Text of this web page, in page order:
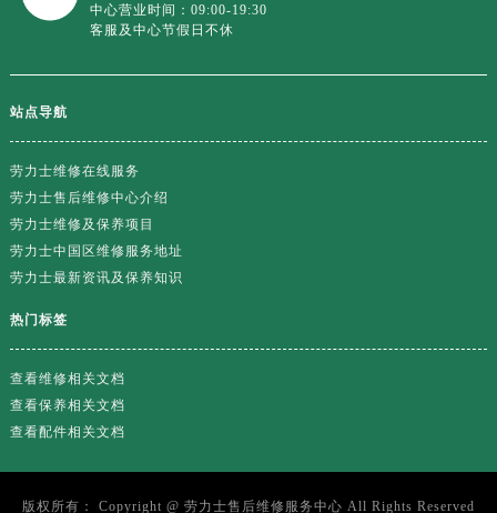
中心营业时间：09:00-19:30
客服及中心节假日不休
站点导航
劳力士维修在线服务
劳力士售后维修中心介绍
劳力士维修及保养项目
劳力士中国区维修服务地址
劳力士最新资讯及保养知识
热门标签
查看维修相关文档
查看保养相关文档
查看配件相关文档
版权所有： Copyright @ 劳力士售后维修服务中心 All Rights Reserved